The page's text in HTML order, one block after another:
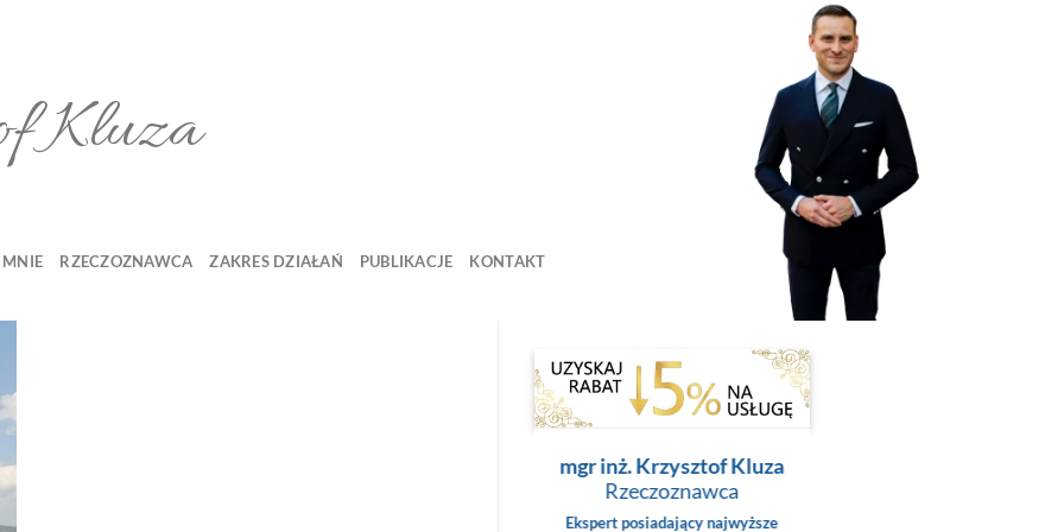
Kluza
MNIE RZECZOZNAWCA ZAKRES DZIAŁAŃ PUBLIKACJE KONTAKT
mgr inż. Krzysztof Kluza
Rzeczoznawca
Ekspert posiadający najwyższe